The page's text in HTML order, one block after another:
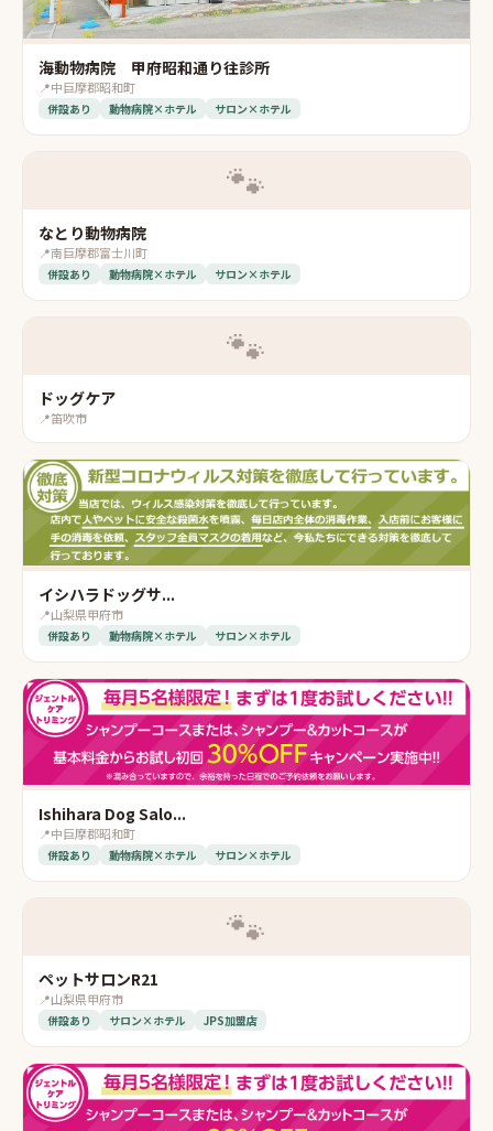
海動物病院 甲府昭和通り往診所
📍中巨摩郡昭和町
併設あり 動物病院×ホテル サロン×ホテル
🐾
なとり動物病院
📍南巨摩郡富士川町
併設あり 動物病院×ホテル サロン×ホテル
🐾
ドッグケア
📍笛吹市
イシハラドッグサ...
📍山梨県甲府市
併設あり 動物病院×ホテル サロン×ホテル
Ishihara Dog Salo...
📍中巨摩郡昭和町
併設あり 動物病院×ホテル サロン×ホテル
🐾
ペットサロンR21
📍山梨県甲府市
併設あり サロン×ホテル JPS加盟店